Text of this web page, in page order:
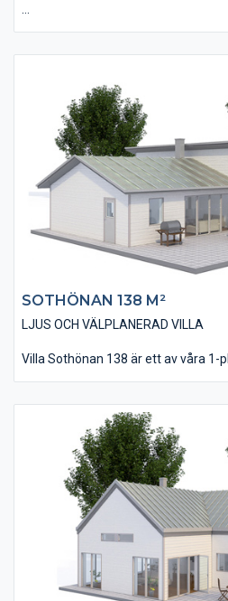
med en liggande, slätspontad
bidrar till den populära designen.
planlösning med många stora och
fönsterpartier som skapar ett
trädgård. Huset innehåller också
badrummet har såväl hörnbadkar
även ett väldigt smart allrum som
spel, tv och musik.
SOTHÖNAN 138 M²
LJUS OCH VÄLPLANERAD VILLA
Villa Sothönan 138 är ett av våra 1-
belagt med takpannor. Invändigt
st Badrum och i övrigt en öppen
fönsterpartier som ger huset en
Observera det, idag nästa
används för Tv/spel & musik.
man med fördel anlägga en